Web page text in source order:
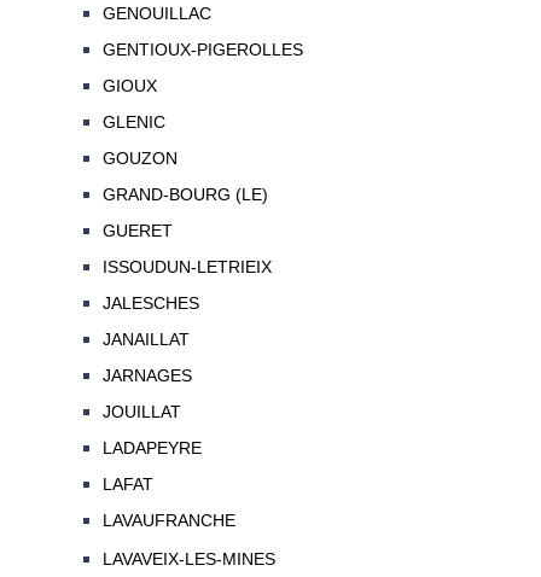
GENOUILLAC
GENTIOUX-PIGEROLLES
GIOUX
GLENIC
GOUZON
GRAND-BOURG (LE)
GUERET
ISSOUDUN-LETRIEIX
JALESCHES
JANAILLAT
JARNAGES
JOUILLAT
LADAPEYRE
LAFAT
LAVAUFRANCHE
LAVAVEIX-LES-MINES